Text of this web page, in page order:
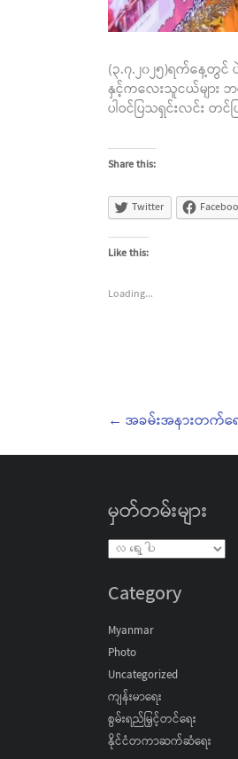
(၃.၇.၂၀၂၅)ရက်နေ့တွင်
နှင့်ကလေးသူငယ်များ ဘ
ပါဝင်ပြသရှင်းလင်း တင်
Share this:
Twitter
Like this:
Loading...
← အခမ်းအနားတက်ရ
မှတ်တမ်းများ
Category
Myanmar
Photo
Uncategorized
ကျန်းမာရေး
စွမ်းရည်မြှင့်တင်ရေး
နိုင်ငံတကာဆက်ဆံရေး